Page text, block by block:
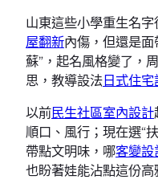
山東這些小學重生名
屋翻新內傷，但還是
蘇”，起名風格變了，
思，教導設法日式住
以前民生社區室內設計
順口、風行；現在選“
帶點文明味，哪客變設
也盼著娃能沾點這份高